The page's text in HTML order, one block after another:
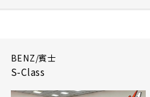
BENZ/賓士
S-Class